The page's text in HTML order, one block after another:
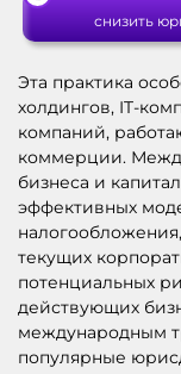
снизить
Эта практика
холдингов, IT-
компаний,
коммерции.
бизнеса и
эффективных
текущих
потенциальных
действующих
международным
популярные